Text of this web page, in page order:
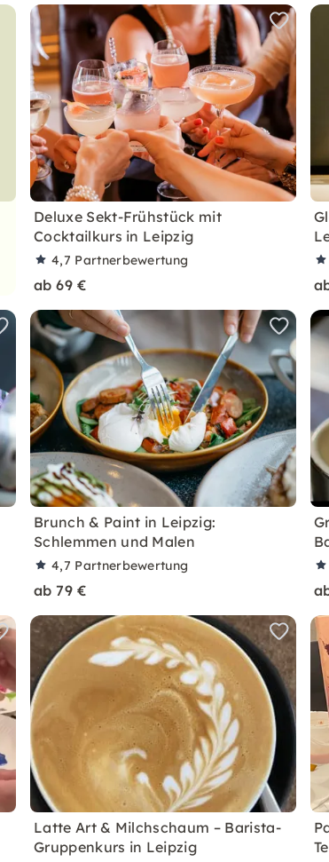
Deluxe Sekt-Frühstück mit
Cocktailkurs in Leipzig
4,7 Partnerbewertung
ab 69 €
Brunch & Paint in Leipzig:
Schlemmen und Malen
4,7 Partnerbewertung
ab 79 €
Latte Art & Milchschaum – Barista-
Gruppenkurs in Leipzig